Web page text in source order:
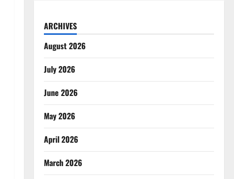
ARCHIVES
August 2026
July 2026
June 2026
May 2026
April 2026
March 2026